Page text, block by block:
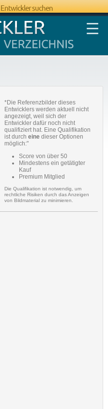
Entwickler suchen
*Die Referenzbilder dieses
Entwicklers werden aktuell nicht
angezeigt, weil sich der
Entwickler dafür noch nicht
qualifiziert hat. Eine Qualifikation
ist durch eine dieser Optionen
möglich:"
Score von über 50
Mindestens ein getätigter
Kauf
Premium Mitglied
Die Qualifikation ist notwendig, um
rechtliche Risiken durch das Anzeigen
von Bildmaterial zu minimieren.